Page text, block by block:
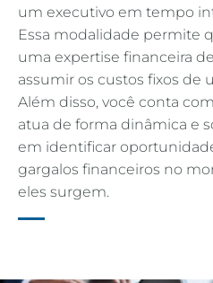
um executivo em tempo
Essa modalidade permite
uma expertise financeira
assumir os custos fixos de
Além disso, você conta
atua de forma dinâmica e
em identificar
gargalos financeiros no
eles surgem.